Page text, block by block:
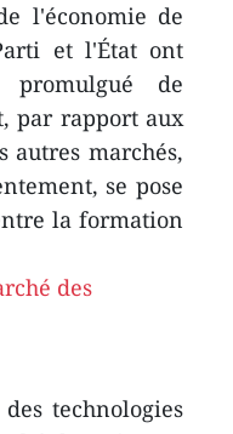
l'économie de
et l'État ont
promulgué de
par rapport aux
autres marchés,
se pose
la formation
technologies